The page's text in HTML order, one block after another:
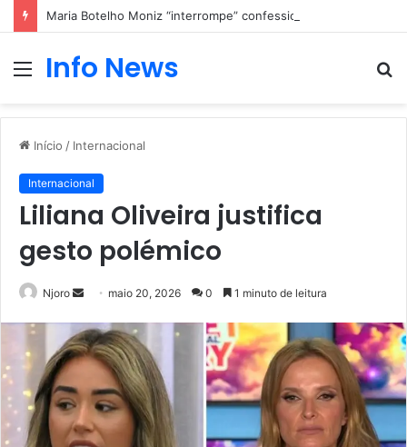
Maria Botelho Moniz “interrompe” confessionário
Menu
Info News
Início / Internacional
Internacional
Liliana Oliveira justifica
gesto polémico
Njoro
Mande
e-
mail
maio 20, 2026 0 1 minuto de leitura